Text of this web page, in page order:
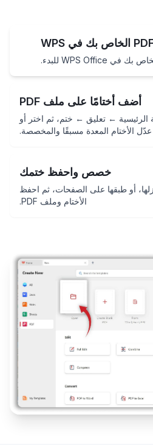
أضف أختامًا على ملف PDF
الرئيسية ← تعليق ← ختم، ثم اختر أو
عدّل الأختام المعدة مسبقًا والمخصصة.
خصص واحفظ ختمك
أو طبقها على الصفحات، ثم احفظ
الأختام وملف PDF.